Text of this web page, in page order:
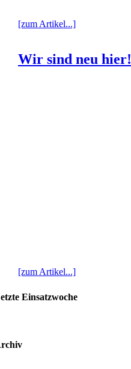
[zum Artikel...]
Wir sind neu hier!
[zum Artikel...]
Einsatzwoche